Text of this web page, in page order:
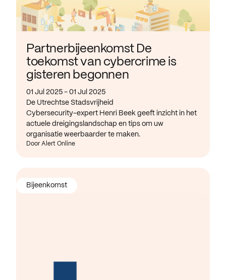
Partnerbijeenkomst De
toekomst van cybercrime is
gisteren begonnen
01 Jul 2025 - 01 Jul 2025
De Utrechtse Stadsvrijheid
Cybersecurity-expert Henri Beek geeft inzicht in het
actuele dreigingslandschap en tips om uw
organisatie weerbaarder te maken.
Door Alert Online
Bijeenkomst